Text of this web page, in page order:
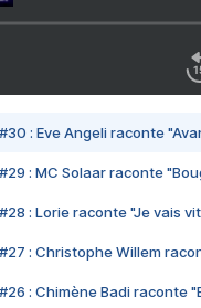
#30 : Eve Angeli raconte
#29 : MC Solaar raconte
#28 : Lorie raconte "Je vais
#27 : Christophe Willem
#26 : Chimène Badi raconte